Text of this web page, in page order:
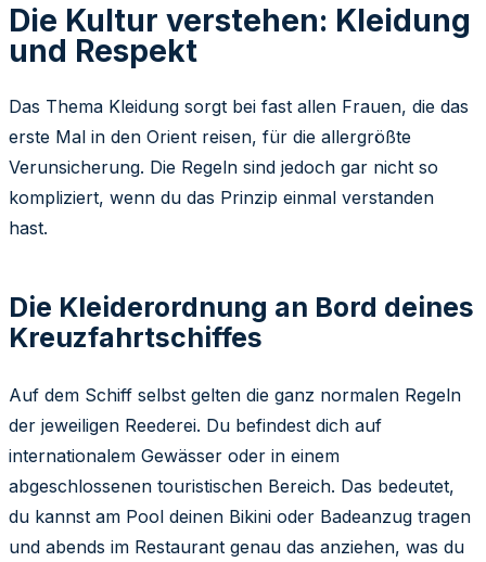
Die Kultur verstehen: Kleidung
und Respekt
Das Thema Kleidung sorgt bei fast allen Frauen, die das
erste Mal in den Orient reisen, für die allergrößte
Verunsicherung. Die Regeln sind jedoch gar nicht so
kompliziert, wenn du das Prinzip einmal verstanden
hast.
Die Kleiderordnung an Bord deines
Kreuzfahrtschiffes
Auf dem Schiff selbst gelten die ganz normalen Regeln
der jeweiligen Reederei. Du befindest dich auf
internationalem Gewässer oder in einem
abgeschlossenen touristischen Bereich. Das bedeutet,
du kannst am Pool deinen Bikini oder Badeanzug tragen
und abends im Restaurant genau das anziehen, was du